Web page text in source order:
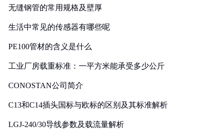
无缝钢管的常用规格及壁厚
生活中常见的传感器有哪些呢
PE100管材的含义是什么
工业厂房载重标准：一平方米能承受多少公斤
CONOSTAN公司简介
C13和C14插头国标与欧标的区别及其标准解析
LGJ-240/30导线参数及载流量解析